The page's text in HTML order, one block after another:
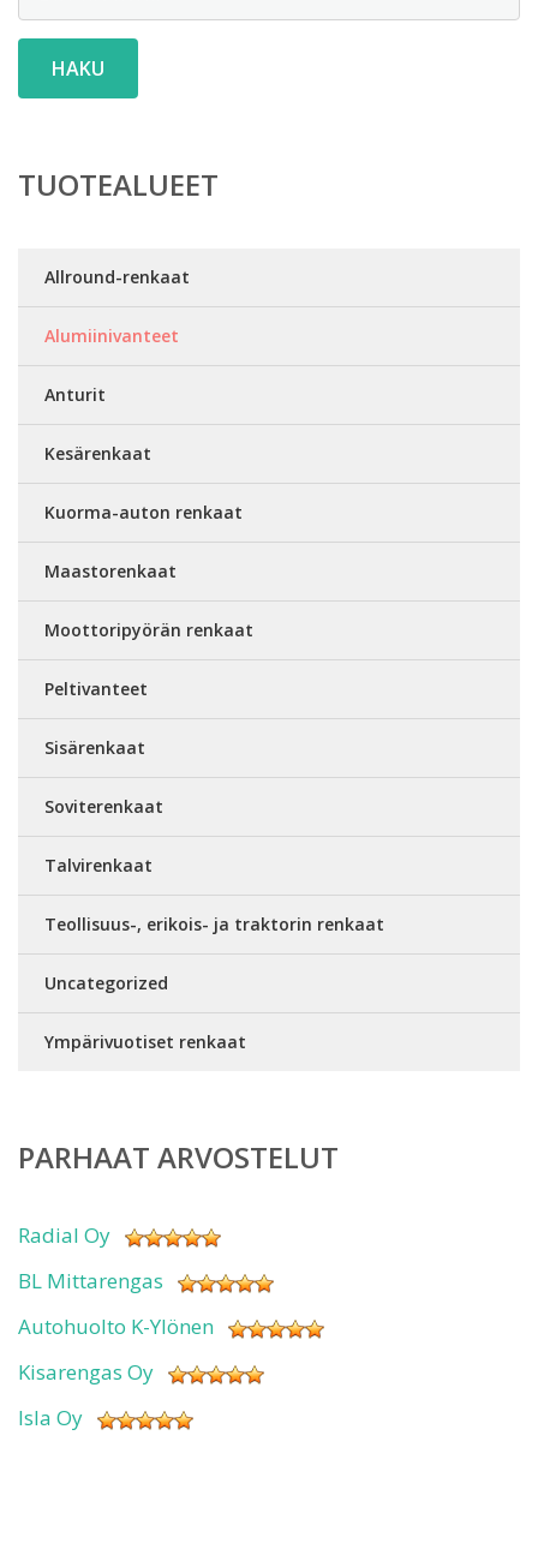
HAKU
TUOTEALUEET
Allround-renkaat
Alumiinivanteet
Anturit
Kesärenkaat
Kuorma-auton renkaat
Maastorenkaat
Moottoripyörän renkaat
Peltivanteet
Sisärenkaat
Soviterenkaat
Talvirenkaat
Teollisuus-, erikois- ja traktorin renkaat
Uncategorized
Ympärivuotiset renkaat
PARHAAT ARVOSTELUT
Radial Oy
BL Mittarengas
Autohuolto K-Ylönen
Kisarengas Oy
Isla Oy